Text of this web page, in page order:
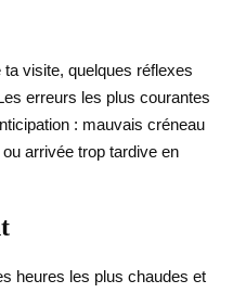
visite, quelques réflexes
erreurs les plus courantes
: mauvais créneau
arrivée trop tardive en
heures les plus chaudes et